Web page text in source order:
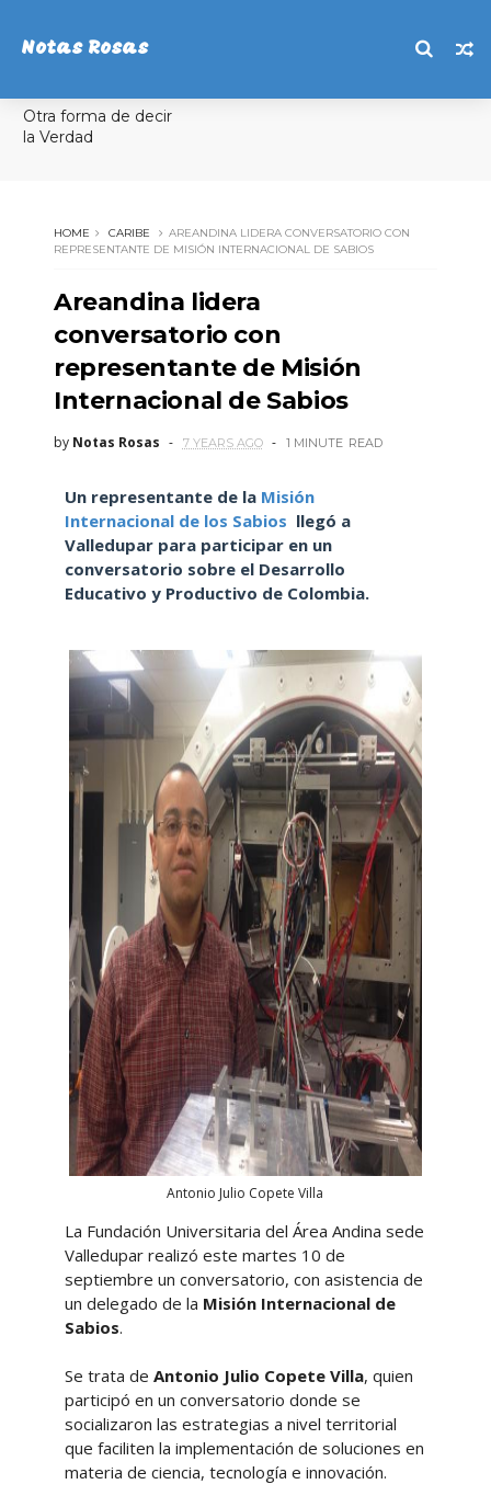
Notas Rosas
Otra forma de decir
la Verdad
HOME CARIBE
AREANDINA LIDERA CONVERSATORIO CON
REPRESENTANTE DE MISIÓN INTERNACIONAL DE SABIOS
Areandina lidera
conversatorio con
representante de Misión
Internacional de Sabios
by Notas Rosas 7 YEARS AGO 1 MINUTE READ
Un representante de la Misión
Internacional de los Sabios llegó a
Valledupar para participar en un
conversatorio sobre el Desarrollo
Educativo y Productivo de Colombia.
Antonio Julio Copete Villa
La Fundación Universitaria del Área Andina sede
Valledupar realizó este martes 10 de
septiembre un conversatorio, con asistencia de
un delegado de la Misión Internacional de
Sabios.
Se trata de Antonio Julio Copete Villa, quien
participó en un conversatorio donde se
socializaron las estrategias a nivel territorial
que faciliten la implementación de soluciones en
materia de ciencia, tecnología e innovación.